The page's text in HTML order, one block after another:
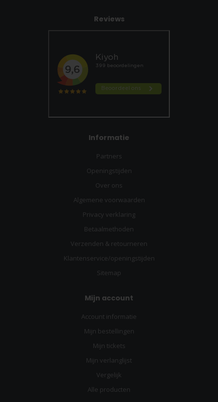
Reviews
Informatie
Partners
Openingstijden
Over ons
Algemene voorwaarden
Privacy verklaring
Betaalmethoden
Verzenden & retourneren
Klantenservice/openingstijden
Sitemap
Mijn account
Account informatie
Mijn bestellingen
Mijn tickets
Mijn verlanglijst
Vergelijk
Alle producten